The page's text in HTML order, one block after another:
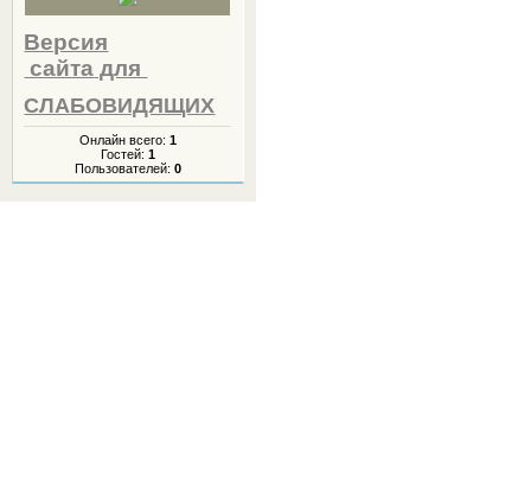
Версия
сайта для
СЛАБОВИДЯЩИХ
Онлайн всего: 1
Гостей: 1
Пользователей: 0